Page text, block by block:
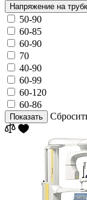
Напряжение на
50-90
60-85
60-90
70
40-90
60-99
60-120
60-86
Показать